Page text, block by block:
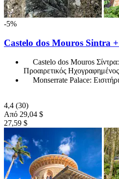
-5%
Castelo dos Mouros Sintra
Castelo dos Mouros
Προαιρετικός
Monserrate Palace:
4,4 (30)
Από 29,04 $
27,59 $